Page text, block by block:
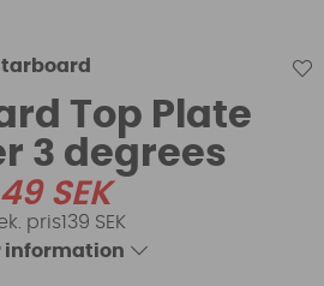
Top Plate
3 degrees
49SEK
139 SEK
information